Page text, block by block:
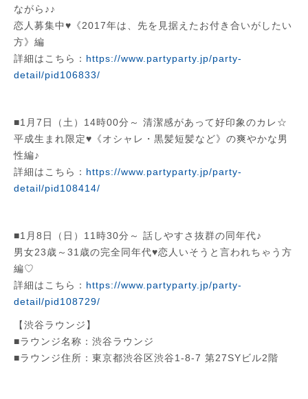
ながら♪♪
恋人募集中♥《2017年は、先を見据えたお付き合いがしたい
方》編
詳細はこちら： https://www.partyparty.jp/party-
detail/pid106833/
■1月7日（土）14時00分～ 清潔感があって好印象のカレ☆
平成生まれ限定♥《オシャレ・黒髪短髪など》の爽やかな男
性編♪
詳細はこちら： https://www.partyparty.jp/party-
detail/pid108414/
■1月8日（日）11時30分～ 話しやすさ抜群の同年代♪
男女23歳～31歳の完全同年代♥恋人いそうと言われちゃう方
編♡
詳細はこちら： https://www.partyparty.jp/party-
detail/pid108729/
【渋谷ラウンジ】
■ラウンジ名称：渋谷ラウンジ
■ラウンジ住所：東京都渋谷区渋谷1-8-7 第27SYビル2階